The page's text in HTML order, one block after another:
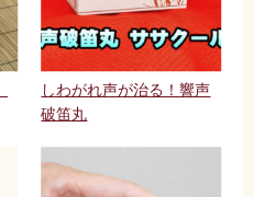
しわがれ声が治る！響声
破笛丸